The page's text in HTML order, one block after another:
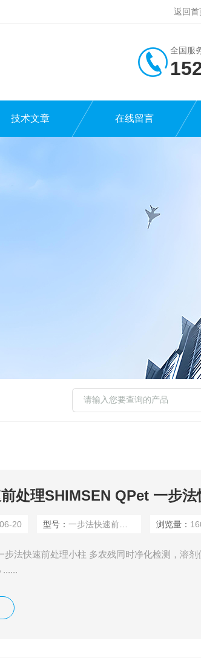
返回首
全国服
技术文章 在线留言
20 型号：一步法快速前处理 浏览量：
步法快速前处理小柱 多农残同时净化检测，溶剂
......